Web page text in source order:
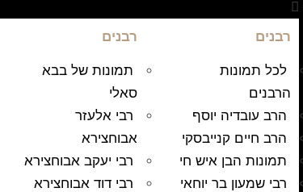
רבנים
לכל תמונות
הרבנים
הרב עובדיה יוסף
הרב חיים קנייבסקי
תמונות הבן איש חי
רבי שמעון בר יוחאי
רבנים
תמונות של בבא
סאלי
רבי אלעזר
אבוחצירא
רבי יעקב אבוחצירא
רבי דוד אבוחצירא